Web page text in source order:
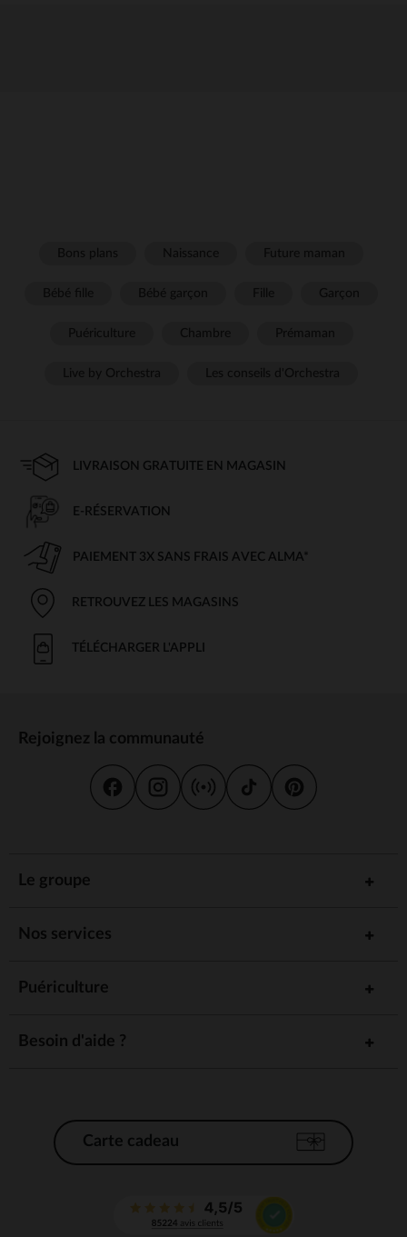
LIVRAISON GRATUITE EN MAGASIN
E-RÉSERVATION
PAIEMENT 3X SANS FRAIS AVEC ALMA*
RETROUVEZ LES MAGASINS
TÉLÉCHARGER L'APPLI
Rejoignez la communauté
Le groupe
Nos services
Puériculture
Besoin d'aide ?
Carte cadeau